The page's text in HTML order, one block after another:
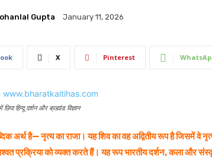
Gupta January 11, 2026
X Pinterest
हिन्दू दर्शन और ब्रह्मांड विज्ञान
अर्थ है— नृत्य का राजा। यह शिव का वह अद्वितीय रूप है जिसमें
प्रक्रिया को व्यक्त करते हैं। यह रूप भारतीय दर्शन, कला और